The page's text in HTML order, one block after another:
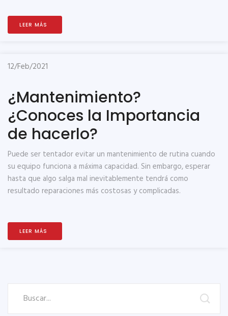
LEER MÁS
12/Feb/2021
¿Mantenimiento?
¿Conoces la Importancia
de hacerlo?
Puede ser tentador evitar un mantenimiento de rutina cuando
su equipo funciona a máxima capacidad. Sin embargo, esperar
hasta que algo salga mal inevitablemente tendrá como
resultado reparaciones más costosas y complicadas.
LEER MÁS